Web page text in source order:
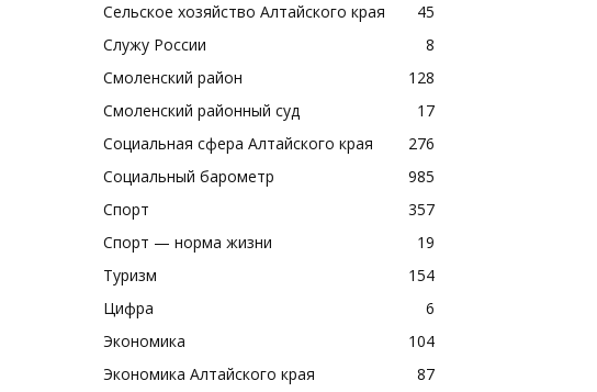
Сельское хозяйство Алтайского края
45
Служу России
8
Смоленский район
128
Смоленский районный суд
17
Социальная сфера Алтайского края
276
Социальный барометр
985
Спорт
357
Спорт — норма жизни
19
Туризм
154
Цифра
6
Экономика
104
Экономика Алтайского края
87